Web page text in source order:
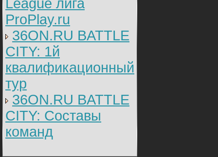
League лига
ProPlay.ru
36ON.RU BATTLE
CITY: 1й
квалификационный
тур
36ON.RU BATTLE
CITY: Составы
команд